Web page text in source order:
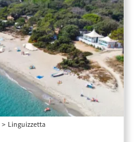
Linguizzetta